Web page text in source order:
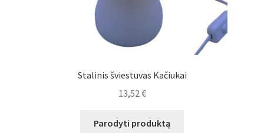
Stalinis šviestuvas Kačiukai
13,52€
Parodyti produktą